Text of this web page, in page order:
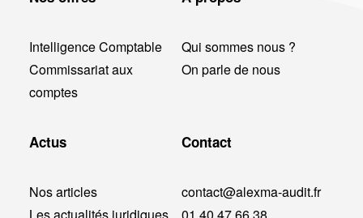
Intelligence Comptable
Commissariat aux
comptes
Qui sommes nous ?
On parle de nous
Actus
Nos articles
Contact
contact@alexma-audit.fr